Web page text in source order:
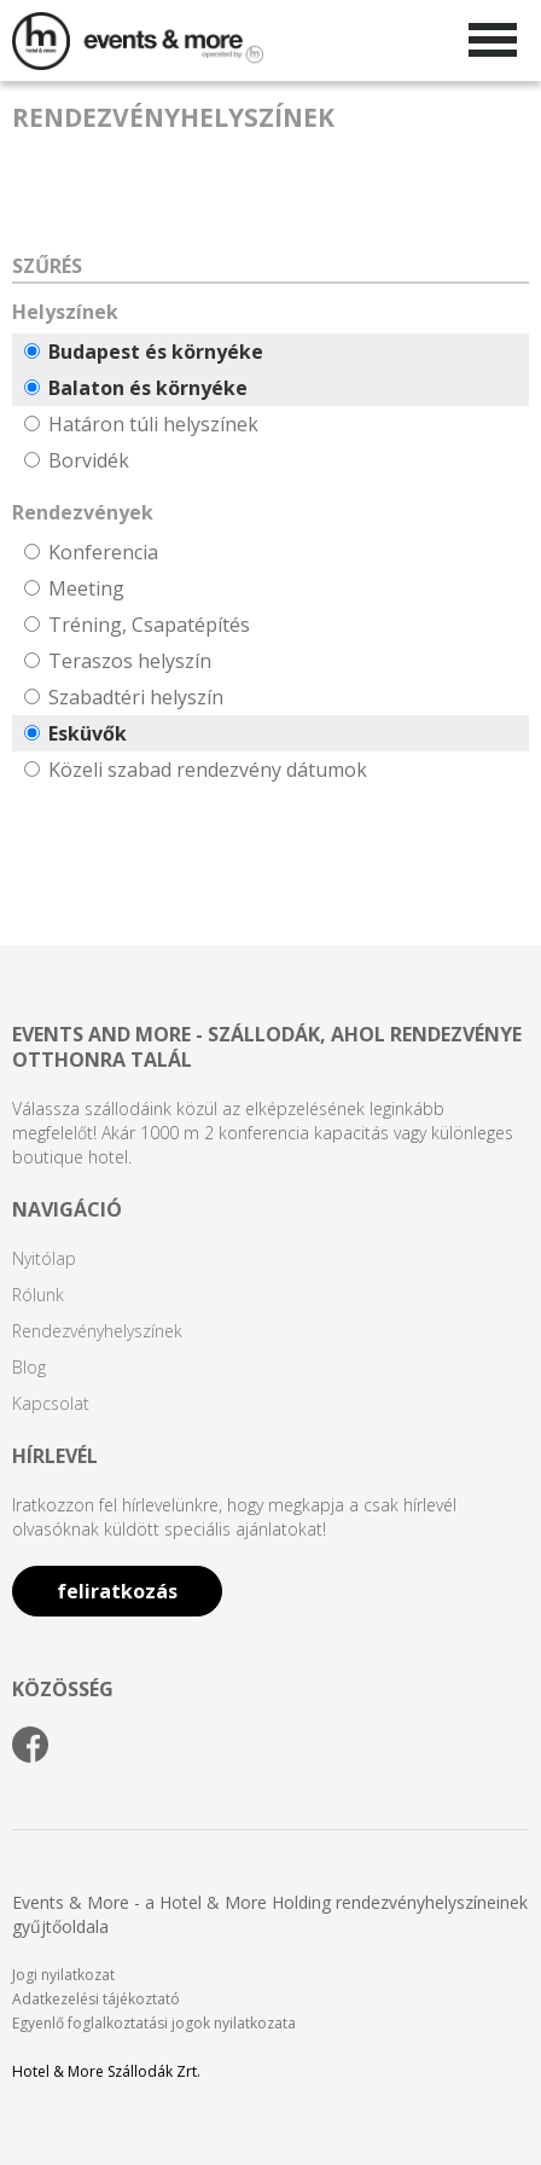
RENDEZVÉNYHELYSZÍNEK
SZŰRÉS
Helyszínek
Budapest és környéke
Balaton és környéke
Határon túli helyszínek
Borvidék
Rendezvények
Konferencia
Meeting
Tréning, Csapatépítés
Teraszos helyszín
Szabadtéri helyszín
Esküvők
Közeli szabad rendezvény dátumok
EVENTS AND MORE - SZÁLLODÁK, AHOL RENDEZVÉNYE
OTTHONRA TALÁL
Válassza szállodáink közül az elképzelésének leginkább
megfelelőt! Akár 1000 m 2 konferencia kapacitás vagy különleges
boutique hotel.
NAVIGÁCIÓ
Nyitólap
Rólunk
Rendezvényhelyszínek
Blog
Kapcsolat
HÍRLEVÉL
Iratkozzon fel hírlevelünkre, hogy megkapja a csak hírlevél
olvasóknak küldött speciális ajánlatokat!
feliratkozás
KÖZÖSSÉG
Events & More - a Hotel & More Holding rendezvényhelyszíneinek
gyűjtőoldala
Jogi nyilatkozat
Adatkezelési tájékoztató
Egyenlő foglalkoztatási jogok nyilatkozata
Hotel & More Szállodák Zrt.